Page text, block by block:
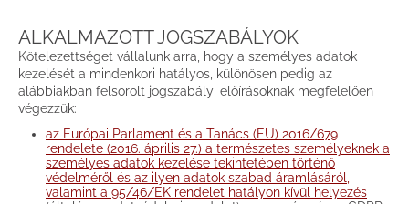
ALKALMAZOTT JOGSZABÁLYOK
Kötelezettséget vállalunk arra, hogy a személyes adatok
kezelését a mindenkori hatályos, különösen pedig az
alábbiakban felsorolt jogszabályi előírásoknak megfelelően
végezzük:
az Európai Parlament és a Tanács (EU) 2016/679
rendelete (2016. április 27.) a természetes személyeknek a
személyes adatok kezelése tekintetében történő
védelméről és az ilyen adatok szabad áramlásáról,
valamint a 95/46/EK rendelet hatályon kívül helyezés